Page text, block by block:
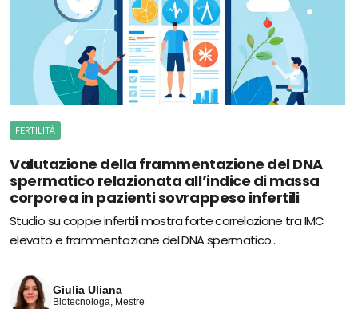
FERTILITÀ
Valutazione della frammentazione del DNA
spermatico relazionata all’indice di massa
corporea in pazienti sovrappeso infertili
Studio su coppie infertili mostra forte correlazione tra IMC
elevato e frammentazione del DNA spermatico...
Giulia Uliana
Biotecnologa, Mestre